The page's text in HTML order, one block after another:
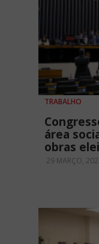
TRABALHO
área
obras
29 MARÇO,